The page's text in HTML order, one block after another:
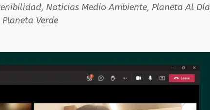
,Noticias Medio Ambiente,Planeta Al Día
Planeta Verde